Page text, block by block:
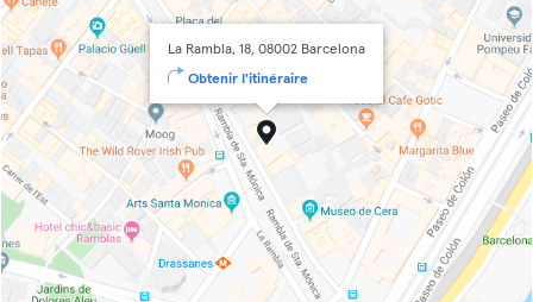
La Rambla, 18, 08002 Barcelona
Obtenir l'itinéraire